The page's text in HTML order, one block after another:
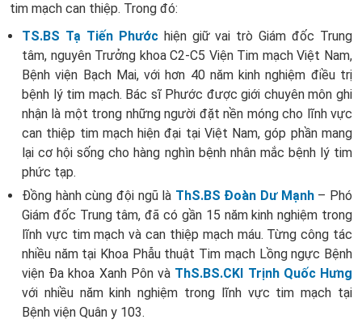
tim mạch can thiệp. Trong đó:
TS.BS Tạ Tiến Phướchiện giữ vai trò Giám đốc Trung
tâm, nguyên Trưởng khoa C2-C5 Viện Tim mạch Việt Nam,
Bệnh viện Bạch Mai, với hơn 40 năm kinh nghiệm điều trị
bệnh lý tim mạch. Bác sĩ Phước được giới chuyên môn ghi
nhận là một trong những người đặt nền móng cho lĩnh vực
can thiệp tim mạch hiện đại tại Việt Nam, góp phần mang
lại cơ hội sống cho hàng nghìn bệnh nhân mắc bệnh lý tim
phức tạp.
Đồng hành cùng đội ngũ là ThS.BS Đoàn Dư Mạnh– Phó
Giám đốc Trung tâm, đã có gần 15 năm kinh nghiệm trong
lĩnh vực tim mạch và can thiệp mạch máu. Từng công tác
nhiều năm tại Khoa Phẫu thuật Tim mạch Lồng ngực Bệnh
viện Đa khoa Xanh Pôn và ThS.BS.CKI Trịnh Quốc Hưng
với nhiều năm kinh nghiệm trong lĩnh vực tim mạch tại
Bệnh viện Quân y 103.